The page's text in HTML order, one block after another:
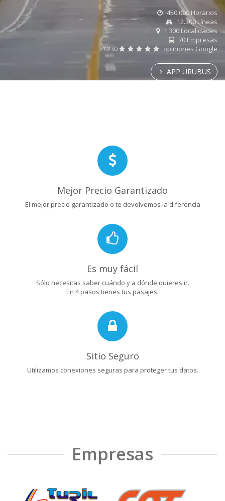
450.000 Horarios
12.300 Líneas
1.300 Localidades
70 Empresas
1.230
opiniones Google
APP URUBUS
Mejor Precio Garantizado
El mejor precio garantizado o te devolvemos la diferencia
Es muy fácil
Sólo necesitas saber cuándo y a dónde quieres ir.
En 4 pasos tienes tus pasajes.
Sitio Seguro
Utilizamos conexiones seguras para proteger tus datos.
Empresas
❮ ❯